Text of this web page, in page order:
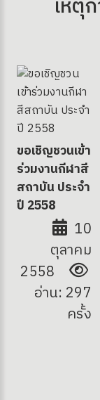
เหตุ
ขอเชิญชวนเข้า
ร่วมงานกีฬาสี
สถาบัน ประจำ
ปี 2558
10
ตุลาคม
2558
อ่าน: 297
ครั้ง